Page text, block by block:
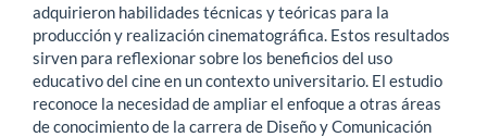
adquirieron habilidades técnicas y teóricas para la
producción y realización cinematográfica. Estos resultados
sirven para reflexionar sobre los beneficios del uso
educativo del cine en un contexto universitario. El estudio
reconoce la necesidad de ampliar el enfoque a otras áreas
de conocimiento de la carrera de Diseño y Comunicación